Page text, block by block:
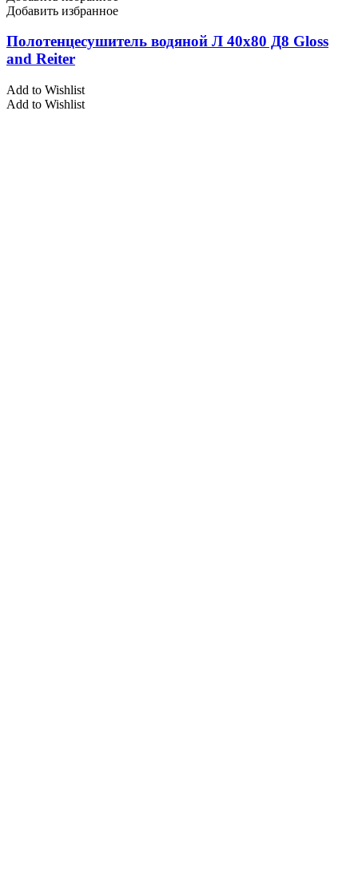
Добавить избранное
Полотенцесушитель водяной Л 40х80 Д8 Gloss
and Reiter
Add to Wishlist
Add to Wishlist